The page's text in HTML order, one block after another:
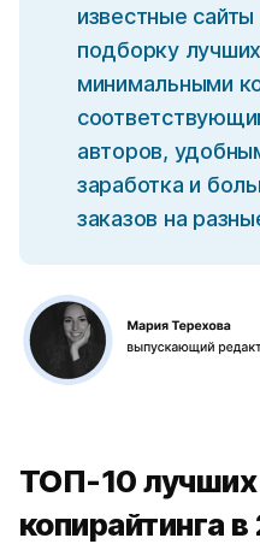
известные
подборку
минимальными
авторов,
заработка и
заказов на
ТОП-10
копирайтинга